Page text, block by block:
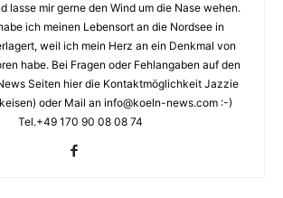
lasse mir gerne den Wind um die Nase wehen.
ich meinen Lebensort an die Nordsee in
weil ich mein Herz an ein Denkmal von
habe. Bei Fragen oder Fehlangaben auf den
Seiten hier die Kontaktmöglichkeit Jazzie
oder Mail an info@koeln-news.com :-)
Tel.+49 170 90 08 08 74